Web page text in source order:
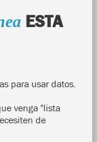
ESTA
para usar datos.
venga "lista
de